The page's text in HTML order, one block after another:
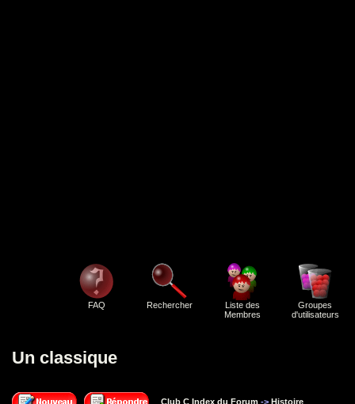
FAQ Rechercher
Liste des
Membres
Groupes
d'utilisateurs
Un classique
Club C Index du Forum -> Histoire